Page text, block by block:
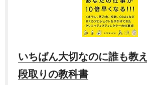
いちばん大切なのに誰も教
段取りの教科書